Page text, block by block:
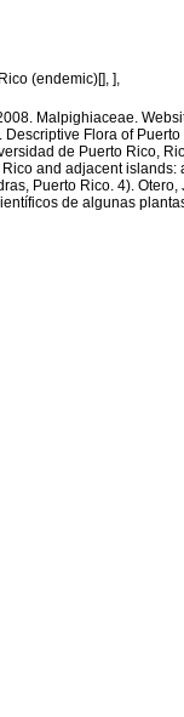
(endemic)[], ],
Malpighiaceae.
Flora of
de Puerto Rico,
and adjacent islands:
Puerto Rico. 4). Otero,
de algunas